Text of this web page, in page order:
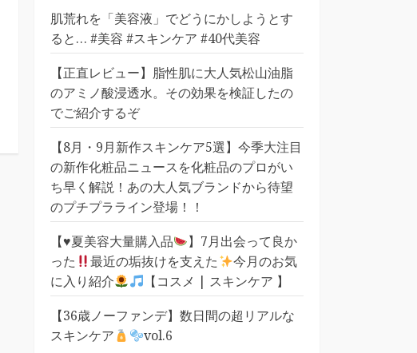
肌荒れを「美容液」でどうにかしようとす
ると… #美容 #スキンケア #40代美容
【正直レビュー】脂性肌に大人気松山油脂
のアミノ酸浸透水。その効果を検証したの
でご紹介するぞ
【8月・9月新作スキンケア5選】今季大注目
の新作化粧品ニュースを化粧品のプロがい
ち早く解説！あの大人気ブランドから待望
のプチプラライン登場！！
【♥️夏美容大量購入品
】7月出会って良か
った
最近の垢抜けを支えた
今月のお気
に入り紹介
【コスメ | スキンケア 】
【36歳ノーファンデ】数日間の超リアルな
スキンケア
vol.6